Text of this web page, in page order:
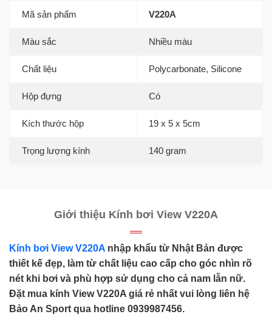
Mã sản phẩm V220A
Màu sắc Nhiều màu
Chất liệu Polycarbonate, Silicone
Hộp đựng Có
Kích thước hộp 19 x 5 x 5cm
Trọng lượng kính 140 gram
Giới thiệu Kính bơi View V220A
Kính bơi View V220A nhập khẩu từ Nhật Bản được
thiết kế đẹp, làm từ chất liệu cao cấp cho góc nhìn rõ
nét khi bơi và phù hợp sử dụng cho cả nam lẫn nữ.
Đặt mua kính View V220A giá rẻ nhất vui lòng liên hệ
Bảo An Sport qua hotline 0939987456.